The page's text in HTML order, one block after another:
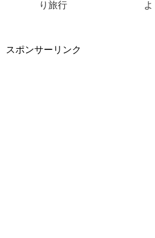
り旅行
よ
スポンサーリンク